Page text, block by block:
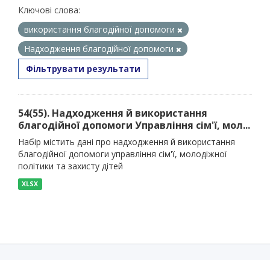
Ключові слова:
використання благодійної допомоги
Надходження благодійної допомоги
Фільтрувати результати
54(55). Надходження й використання
благодійної допомоги Управління сім'ї, мол...
Набір містить дані про надходження й використання
благодійної допомоги управління сім'ї, молодіжної
політики та захисту дітей
XLSX